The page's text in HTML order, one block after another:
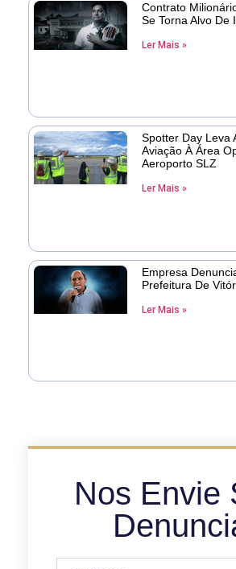
Contrato
Se Torna Alvo De
Ler Mais »
Spotter Day Leva
Aviação À Área
Aeroporto SLZ
Ler Mais »
Empresa
Prefeitura De
Ler Mais »
Nos Envie